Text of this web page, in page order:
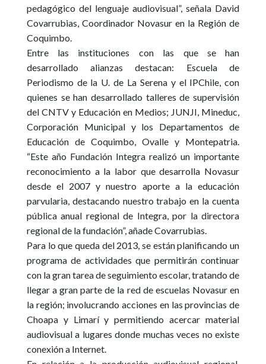
pedagógico del lenguaje audiovisual”, señala David
Covarrubias, Coordinador Novasur en la Región de
Coquimbo.
Entre las instituciones con las que se han
desarrollado alianzas destacan: Escuela de
Periodismo de la U. de La Serena y el IPChile, con
quienes se han desarrollado talleres de supervisión
del CNTV y Educación en Medios; JUNJI, Mineduc,
Corporación Municipal y los Departamentos de
Educación de Coquimbo, Ovalle y Montepatria.
“Este año Fundación Integra realizó un importante
reconocimiento a la labor que desarrolla Novasur
desde el 2007 y nuestro aporte a la educación
parvularia, destacando nuestro trabajo en la cuenta
pública anual regional de Integra, por la directora
regional de la fundación”, añade Covarrubias.
Para lo que queda del 2013, se están planificando un
programa de actividades que permitirán continuar
con la gran tarea de seguimiento escolar, tratando de
llegar a gran parte de la red de escuelas Novasur en
la región; involucrando acciones en las provincias de
Choapa y Limaríy permitiendo acercar material
audiovisual a lugares donde muchas veces no existe
conexión a Internet.